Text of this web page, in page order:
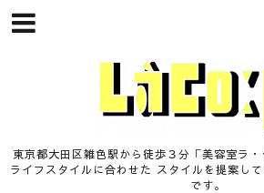
東京都大田区雑色駅から徒歩３分「美容室ラ
ライフスタイルに合わせた スタイルを提案し
です。